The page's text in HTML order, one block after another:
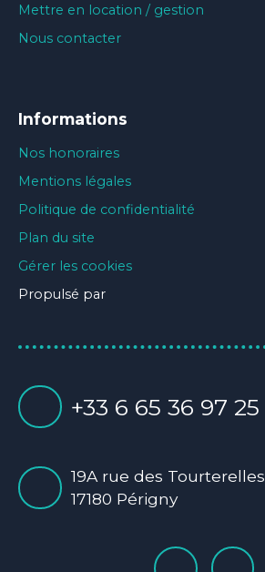
Mettre en location / gestion
Nous contacter
Informations
Nos honoraires
Mentions légales
Politique de confidentialité
Plan du site
Gérer les cookies
Propulsé par
+33 6 65 36 97 25
19A rue des Tourterelles
17180 Périgny